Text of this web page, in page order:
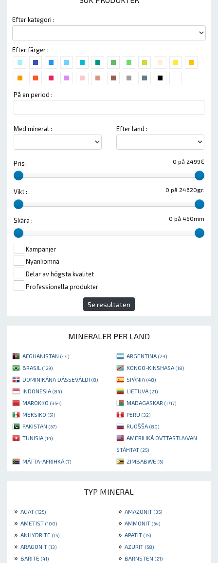
Efter kategori :
Efter färger :
På en period :
Med mineral : Efter land :
0 på 2499€
Pris :
0 på 24620gr.
Vikt :
0 på 460mm
Skära :
Kampanjer
Nyankomna
Delar av högsta kvalitet
Professionella produkter
Se resultaten
MINERALER PER LAND
AFGHANISTAN (44) ARGENTINA (23)
BRASIL (129) KONGO-KINSHASA (18)
DOMINIKÁNA DÁSSEVÁLDI (8) SPÁNIA (48)
INDONESIA (84) LIETUVA (21)
MAROKKO (354) MADAGASKAR (1717)
MEKSIKO (51) PERU (32)
PAKISTAN (67) RUOŠŠA (80)
TUNISIA (14)
AMERIHKÁ OVTTASTUVVAN
STÁHTAT (25)
MÁTTA-AFRIHKÁ (7) ZIMBABWE (6)
TYP MINERAL
» AGAT (125) » AMAZONIT (35)
» AMETIST (100) » AMMONIT (64)
» ANHYDRITE (15) » APATIT (15)
» ARAGONIT (13) » AZURIT (58)
» BARITE (41) » BÄRNSTEN (21)